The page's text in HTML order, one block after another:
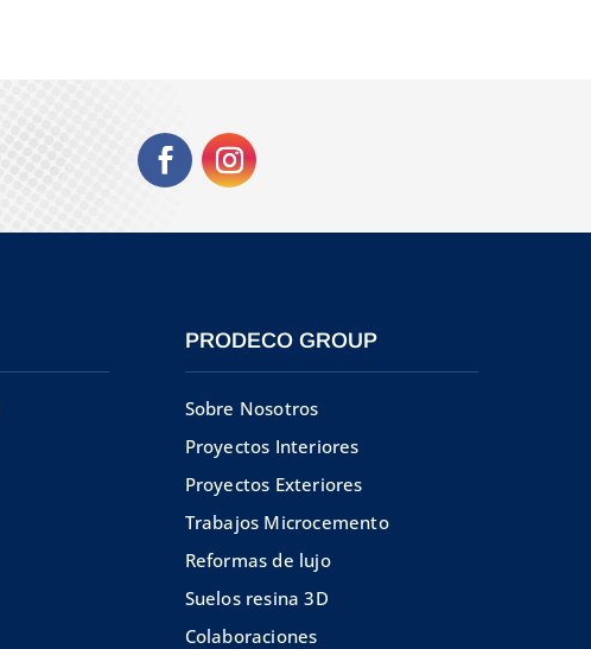
PRODECO GROUP
Sobre Nosotros
Proyectos Interiores
Proyectos Exteriores
Trabajos Microcemento
Reformas de lujo
Suelos resina 3D
Colaboraciones